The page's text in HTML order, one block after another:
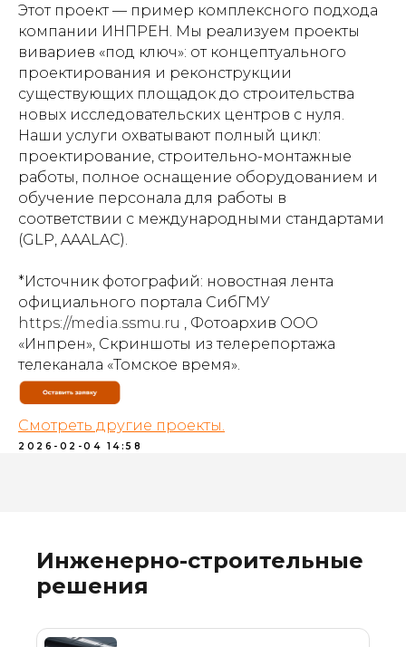
Этот проект — пример комплексного подхода
компании ИНПРЕН. Мы реализуем проекты
вивариев «под ключ»: от концептуального
проектирования и реконструкции
существующих площадок до строительства
новых исследовательских центров с нуля.
Наши услуги охватывают полный цикл:
проектирование, строительно-монтажные
работы, полное оснащение оборудованием и
обучение персонала для работы в
соответствии с международными стандартами
(GLP, AAALAC).
*Источник фотографий: новостная лента
официального портала СибГМУ
https://media.ssmu.ru , Фотоархив ООО
«Инпрен», Скриншоты из телерепортажа
телеканала «Томское время».
Смотреть другие проекты.
2026-02-04 14:58
Инженерно-строительные
решения